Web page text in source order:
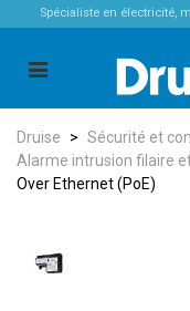
Spécialiste en électricité,
Druise > Sécurité et
Alarme intrusion filaire
Over Ethernet (PoE)